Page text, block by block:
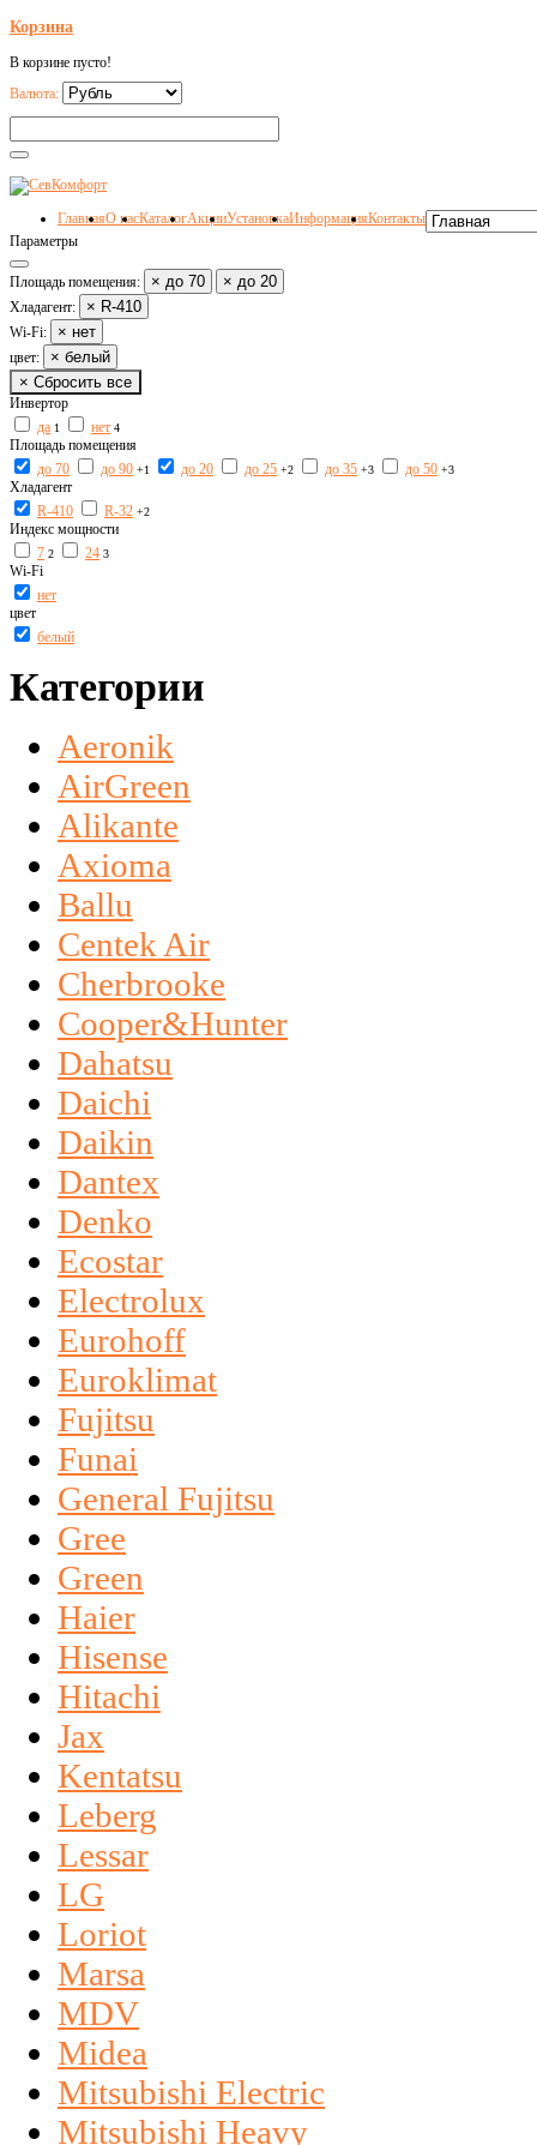
Корзина
В корзине пусто!
Валюта:
ГлавнаяО насКаталогАкцииУстановкаИнформацияКонтакты
Параметры
Площадь помещения: × до 70 × до 20
Хладагент: × R-410
Wi-Fi: × нет
цвет:
× белый
× Сбросить все
Инвертор
да 1 нет 4
Площадь помещения
до 70
до 90 +1 до 20 до 25 +2 до 35 +3 до 50 +3
Хладагент
R-410
R-32 +2
Индекс мощности
7 2 24 3
Wi-Fi
нет
цвет
белый
Категории
Aeronik
AirGreen
Alikante
Axioma
Ballu
Centek Air
Cherbrooke
Cooper&Hunter
Dahatsu
Daichi
Daikin
Dantex
Denko
Ecostar
Electrolux
Eurohoff
Euroklimat
Fujitsu
Funai
General Fujitsu
Gree
Green
Haier
Hisense
Hitachi
Jax
Kentatsu
Leberg
Lessar
LG
Loriot
Marsa
MDV
Midea
Mitsubishi Electric
Mitsubishi Heavy